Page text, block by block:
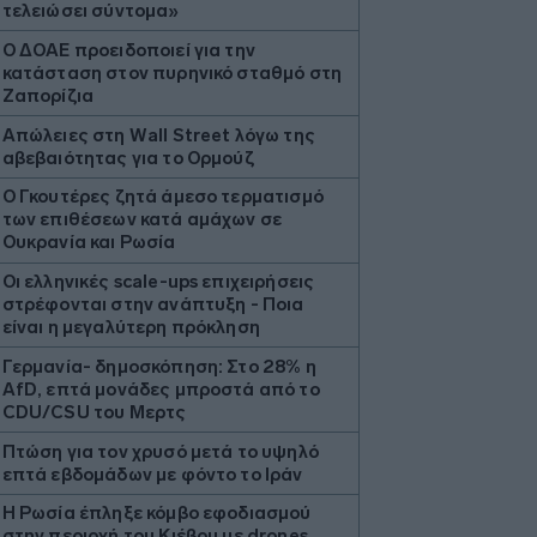
τελειώσει σύντομα»
Ο ΔΟΑΕ προειδοποιεί για την
κατάσταση στον πυρηνικό σταθμό στη
Ζαπορίζια
Απώλειες στη Wall Street λόγω της
αβεβαιότητας για το Ορμούζ
Ο Γκουτέρες ζητά άμεσο τερματισμό
των επιθέσεων κατά αμάχων σε
Ουκρανία και Ρωσία
Οι ελληνικές scale-ups επιχειρήσεις
στρέφονται στην ανάπτυξη - Ποια
είναι η μεγαλύτερη πρόκληση
Γερμανία- δημοσκόπηση: Στο 28% η
AfD, επτά μονάδες μπροστά από το
CDU/CSU του Μερτς
Πτώση για τον χρυσό μετά το υψηλό
επτά εβδομάδων με φόντο το Ιράν
Η Ρωσία έπληξε κόμβο εφοδιασμού